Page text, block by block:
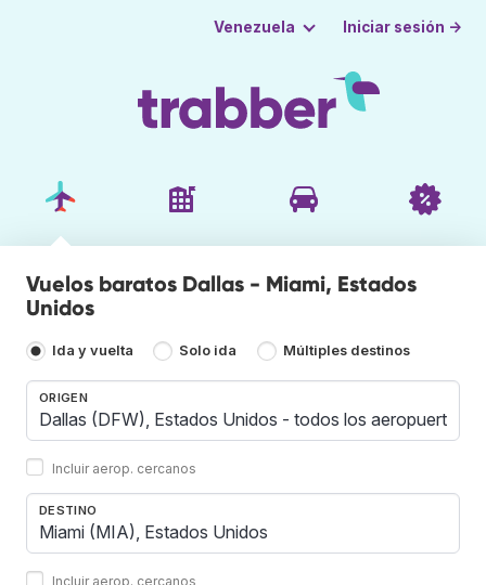
Venezuela Iniciar sesión →
Vuelos baratos Dallas - Miami, Estados
Unidos
Ida y vuelta Solo ida Múltiples destinos
ORIGEN
Incluir aerop. cercanos
DESTINO
Incluir aerop. cercanos